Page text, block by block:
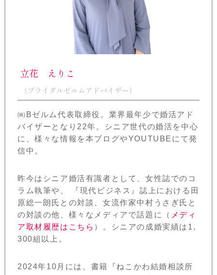
立花 えりこ
（ブライダルゼルムアドバイザー）
㈱Bゼルム代表取締役。業界最年少で婚活アド
バイザーとなり22年。シニア世代の婚活を中心
に、様々な情報を本ブログやYOUTUBEにて発
信中。
昨今はシニア婚活有識者として、女性誌でのコ
ラム執筆や、 『現代ビジネス』誌上における田
原総一朗氏との対談、女流作家中村うさぎ氏と
の対談の他、様々なメディアで話題に（ メディ
ア取材履歴はこちら ）。シニアの成婚実績は1,
300組以上。
2024年10月には、書籍『ねこかわ結婚相談所